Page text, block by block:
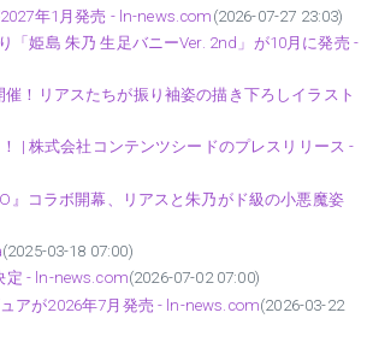
年1月発売 - ln-news.com (2026-07-27 23:03)
「姫島 朱乃 生足バニーVer. 2nd」が10月に発売 -
！リアスたちが振り袖姿の描き下ろしイラスト
| 株式会社コンテンツシードのプレスリリース -
』コラボ開幕、リアスと朱乃がド級の小悪魔姿
(2025-03-18 07:00)
定 - ln-news.com(2026-07-02 07:00)
アが2026年7月発売 - ln-news.com(2026-03-22